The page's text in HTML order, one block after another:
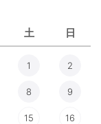
土 日
1 2
8 9
15 16